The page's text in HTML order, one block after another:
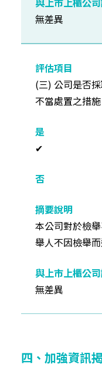
無差異
(三) 公司是否
不當處置之措施
✔
本公司對於檢
舉人不因檢舉
無差異
四、加強資訊